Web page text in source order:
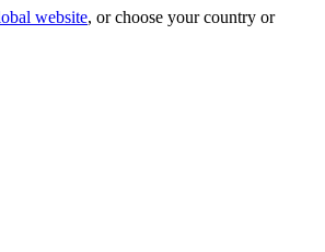
website, or choose your country or